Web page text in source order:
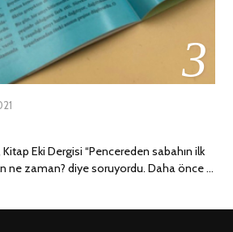
03
Kitap Eki Dergisi “Pencereden sabahın ilk
son ne zaman? diye soruyordu. Daha önce …